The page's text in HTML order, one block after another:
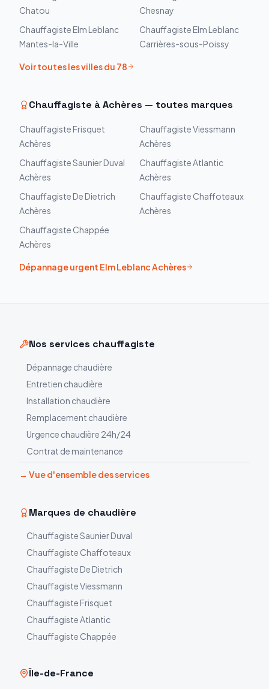
Chatou
Chesnay
Chauffagiste Elm Leblanc
Mantes-la-Ville
Chauffagiste Elm Leblanc
Carrières-sous-Poissy
Voir toutes les villes du 78
Chauffagiste àAchères — toutes marques
Chauffagiste Frisquet
Achères
ChauffagisteViessmann
Achères
ChauffagisteSaunier Duval
Achères
ChauffagisteAtlantic
Achères
Chauffagiste De Dietrich
Achères
Chauffagiste Chaffoteaux
Achères
Chauffagiste Chappée
Achères
Dépannage urgent Elm LeblancAchères
Nos services chauffagiste
Dépannage chaudière
Entretien chaudière
Installation chaudière
Remplacement chaudière
Urgence chaudière 24h/24
Contrat de maintenance
→ Vue d'ensemble des services
Marques de chaudière
ChauffagisteSaunier Duval
Chauffagiste Chaffoteaux
Chauffagiste De Dietrich
ChauffagisteViessmann
Chauffagiste Frisquet
ChauffagisteAtlantic
Chauffagiste Chappée
Île-de-France